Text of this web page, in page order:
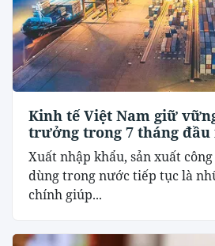
Kinh tế Việt Nam giữ
trưởng trong 7 tháng đầu
Xuất nhập khẩu, sản xuất
dùng trong nước tiếp tục là
chính giúp...